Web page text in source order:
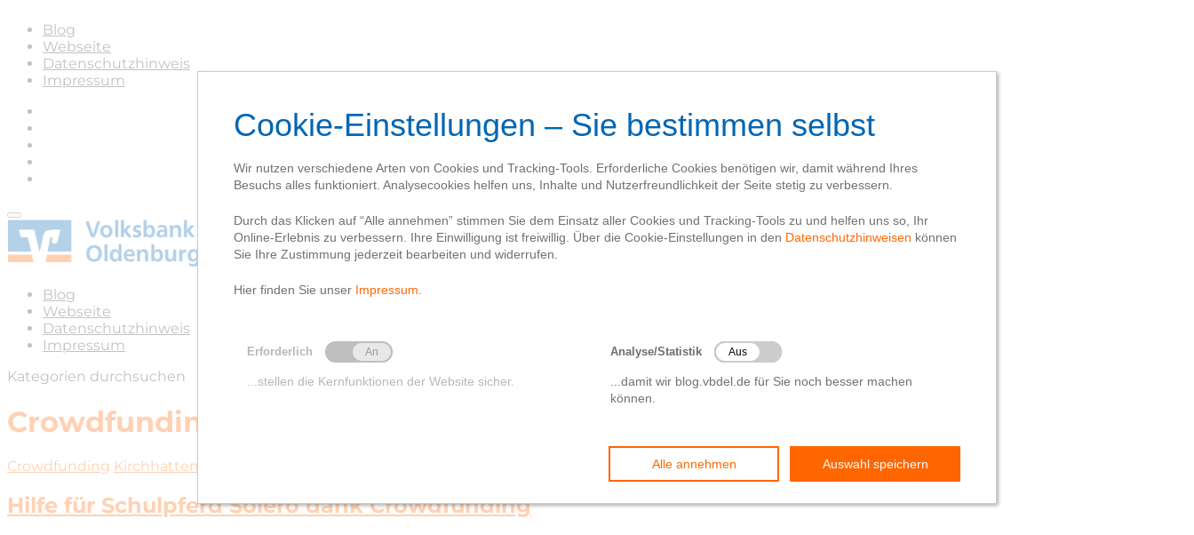
Blog
Webseite
Datenschutzhinweis
Impressum
Blog
Webseite
Datenschutzhinweis
Impressum
Kategorien durchsuchen
Crowdfunding
Crowdfunding Kirchhatten
Hilfe für Schulpferd Solero dank Crowdfunding